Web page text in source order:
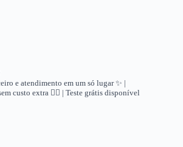
e atendimento em um só lugar✨ |
custo extra 👇🏻 | Teste grátis disponível